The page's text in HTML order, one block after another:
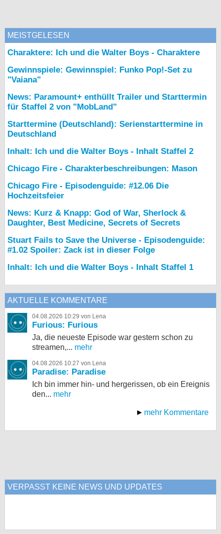
MEISTGELESEN
Charaktere: Ich und die Walter Boys - Charaktere
Gewinnspiele: Gewinnspiel: Funko Pop!-Set zu
"Vaiana"
News: Paramount+ enthüllt Trailer und Starttermin
für Staffel 2 von "MobLand"
Starttermine (Deutschland): Serienstarttermine in
Deutschland
Inhalt: Ich und die Walter Boys - Inhalt Staffel 2
Chicago Fire - Charakterbeschreibungen: Mason
Chicago Fire - Episodenguide: #12.06 Die
Hochzeitsfeier
News: Kurz & Knapp: God of War, Sherlock &
Daughter, Best Medicine, Secrets of Secrets
Stuart Fails to Save the Universe - Episodenguide:
#1.02 Spoiler: Zack ist in dieser Folge
Inhalt: Ich und die Walter Boys - Inhalt Staffel 1
AKTUELLE KOMMENTARE
04.08.2026 10:29 von Lena
Furious: Furious
Ja, die neueste Episode war gestern schon zu
streamen,... mehr
04.08.2026 10:27 von Lena
Paradise: Paradise
Ich bin immer hin- und hergerissen, ob ein Ereignis
den... mehr
mehr Kommentare
VERPASST KEINE NEWS UND UPDATES